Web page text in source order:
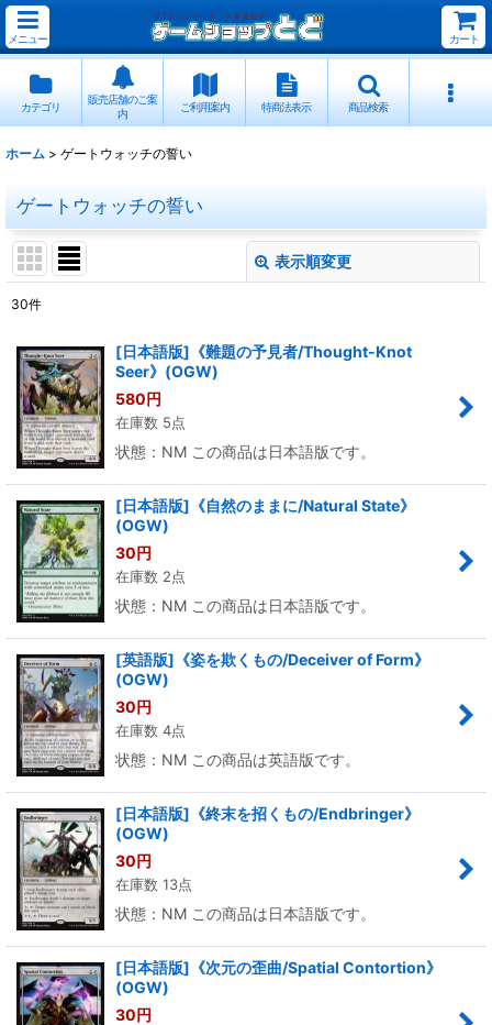
メニュー カート
カテゴリ
販売店舗のご案
内
ご利用案内 特商法表示 商品検索
ホーム > ゲートウォッチの誓い
ゲートウォッチの誓い
表示順変更
並び順:
絞り込む
30件
[日本語版]《難題の予見者/Thought-Knot
Seer》(OGW)
580円
在庫数 5点
状態：NM この商品は日本語版です。
[日本語版]《自然のままに/Natural State》
(OGW)
30円
在庫数 2点
状態：NM この商品は日本語版です。
[英語版]《姿を欺くもの/Deceiver of Form》
(OGW)
30円
在庫数 4点
状態：NM この商品は英語版です。
[日本語版]《終末を招くもの/Endbringer》
(OGW)
30円
在庫数 13点
状態：NM この商品は日本語版です。
[日本語版]《次元の歪曲/Spatial Contortion》
(OGW)
30円